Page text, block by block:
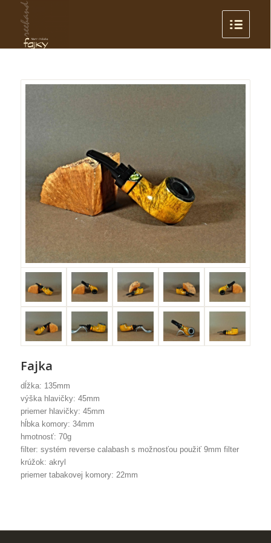
Fajka
dĺžka: 135mm
výška hlavičky: 45mm
priemer hlavičky: 45mm
hĺbka komory: 34mm
hmotnosť: 70g
filter: systém reverse calabash s možnosťou použiť 9mm filter
krúžok: akryl
priemer tabakovej komory: 22mm